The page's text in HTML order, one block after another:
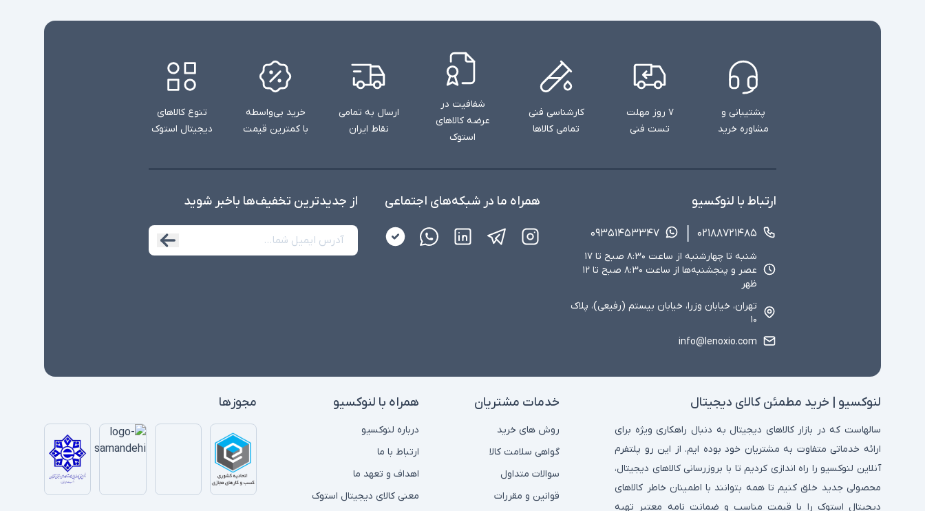
پشتیبانی و
مشاوره خرید
۷ روز مهلت
تست فنی
کارشناسی فنی
تمامی کالاها
شفافیت در
عرضه کالاهای
استوک
ارسال به تمامی
نقاط ایران
خرید بی‌واسطه
با کمترین قیمت
تنوع کالاهای
دیجیتال استوک
ارتباط با لنوکسیو
۰۲۱۸۸۷۲۱۴۸۵ ۰۹۳۵۱۴۵۳۳۴۷
شنبه تا چهارشنبه از ساعت ۸:۳۰ صبح تا ۱۷
عصر و پنجشنبه‌ها از ساعت ۸:۳۰ صبح تا ۱۲
ظهر
تهران، خیابان وزرا، خیابان بیستم (رفیعی)، پلاک
۱۰
info@lenoxio.com
همراه ما در شبکه‌های اجتماعی از جدید‌ترین تخفیف‌ها با‌خبر شوید
لنوکسیو | خرید مطمئن کالای دیجیتال
سالهاست که در بازار کالاهای دیجیتال به دنبال راهکاری ویژه برای
ارائه خدماتی متفاوت به مشتریان خود بوده ایم. از این رو پلتفرم
آنلاین لنوکسیو را راه اندازی کردیم تا با بروزرسانی کالاهای دیجیتال،
محصولی جدید خلق کنیم تا همه بتوانند با اطمینان خاطر کالاهای
دیجیتال استوک را با قیمت مناسب و ضمانت نامه معتبر تهیه
خدمات مشتریان
روش های خرید
گواهی سلامت کالا
سوالات متداول
قوانین و مقررات
همراه با لنوکسیو
درباره لنوکسیو
ارتباط با ما
اهداف و تعهد ما
معنی کالای دیجیتال استوک
مجوزها